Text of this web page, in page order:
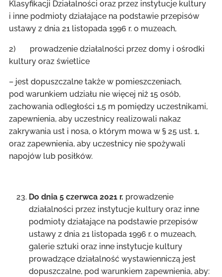
Klasyfikacji Działalności oraz przez instytucje kultury
i inne podmioty działające na podstawie przepisów
ustawy z dnia 21 listopada 1996 r. o muzeach,
2) prowadzenie działalności przez domy i ośrodki
kultury oraz świetlice
– jest dopuszczalne także w pomieszczeniach,
pod warunkiem udziału nie więcej niż 15 osób,
zachowania odległości 1,5 m pomiędzy uczestnikami,
zapewnienia, aby uczestnicy realizowali nakaz
zakrywania ust i nosa, o którym mowa w § 25 ust. 1,
oraz zapewnienia, aby uczestnicy nie spożywali
napojów lub posiłków.
Do dnia 5 czerwca 2021 r. prowadzenie
działalności przez instytucje kultury oraz inne
podmioty działające na podstawie przepisów
ustawy z dnia 21 listopada 1996 r. o muzeach,
galerie sztuki oraz inne instytucje kultury
prowadzące działalność wystawienniczą jest
dopuszczalne, pod warunkiem zapewnienia, aby: